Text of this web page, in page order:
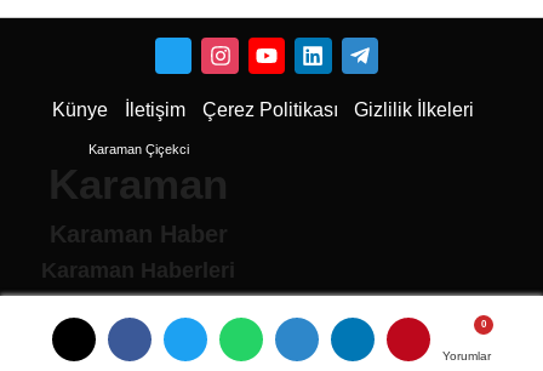
Yorumlar
Yorumlar
Künye İletişim Çerez Politikası Gizlilik İlkeleri
Karaman Çiçekci
Karaman
Karaman Haber
Karaman Haberleri
Karaman son dakika Haberleri